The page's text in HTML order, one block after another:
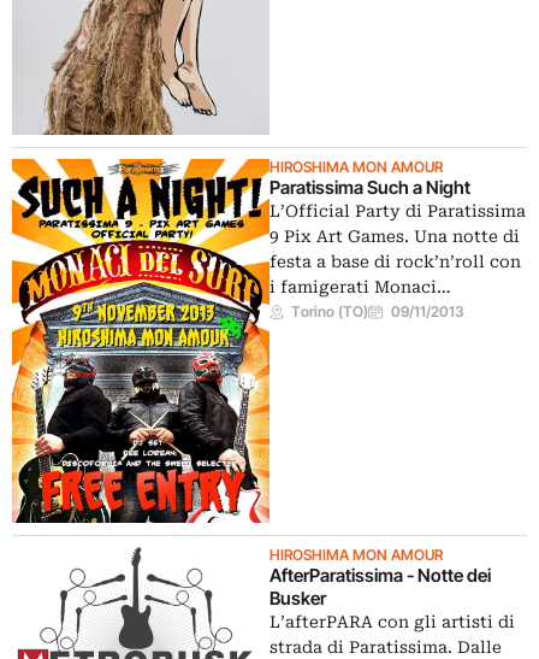
HIROSHIMA MON AMOUR
Paratissima Such a Night
L’Official Party di Paratissima
9 Pix Art Games. Una notte di
festa a base di rock’n’roll con
i famigerati Monaci…
Torino (TO) 09/11/2013
HIROSHIMA MON AMOUR
AfterParatissima - Notte dei
Busker
L’afterPARA con gli artisti di
strada di Paratissima. Dalle